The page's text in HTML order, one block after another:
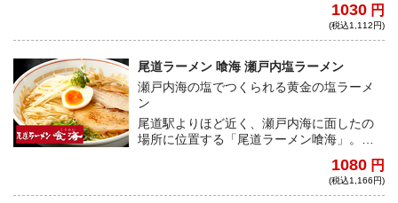
れる自家製麺となっている！あっさりなが
らも鶏の旨味が存分に感じられる一杯で
1030 円
(税込1,112円)
尾道ラーメン 喰海 瀬戸内塩ラーメン
瀬戸内海の塩でつくられる黄金の塩ラーメ
ン
尾道駅よりほど近く、瀬戸内海に面したの
場所に位置する「尾道ラーメン喰海」。引
りこを使用したスッキリとしたWスープ。
瀬戸内・モンゴル・フランスの厳選した塩
1080 円
(税込1,166円)